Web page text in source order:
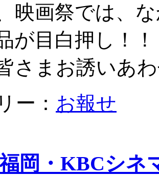
映画祭では、
が目白押し！！
さまお誘いあ
ー： お報せ
岡・KBCシネ